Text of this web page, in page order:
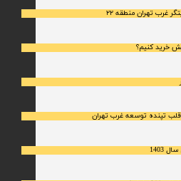
غرب تهران منطقه ۲۲
خرید کنیم؟
تپنده توسعه غرب تهران